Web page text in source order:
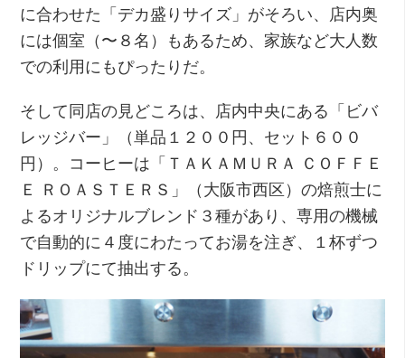
に合わせた「デカ盛りサイズ」がそろい、店内奥
には個室（〜８名）もあるため、家族など大人数
での利用にもぴったりだ。
そして同店の見どころは、店内中央にある「ビバ
レッジバー」（単品１２００円、セット６００
円）。コーヒーは「ＴＡＫＡＭＵＲＡ ＣＯＦＦＥ
Ｅ ＲＯＡＳＴＥＲＳ」（大阪市西区）の焙煎士に
よるオリジナルブレンド３種があり、専用の機械
で自動的に４度にわたってお湯を注ぎ、１杯ずつ
ドリップにて抽出する。